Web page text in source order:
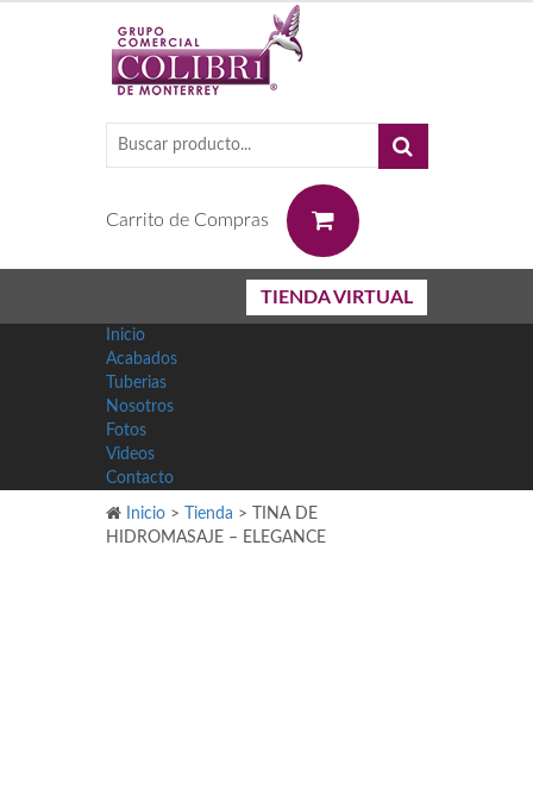
Carrito de Compras
TIENDA VIRTUAL
Inicio
Acabados
Tuberias
Nosotros
Fotos
Videos
Contacto
Inicio > Tienda >
TINA DE
HIDROMASAJE – ELEGANCE